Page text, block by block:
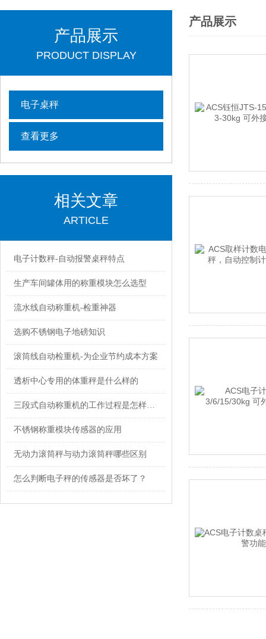
产品展示
PRODUCT DISPLAY
电子桌秤
查看更多
相关文章
ARTICLE
电子计数秤-自动报警桌秤特点
生产车间罐体用的称重模块怎么选型
流水线自动称重机-检重神器
选购不锈钢电子地磅知识
滚筒线自动检重机-为企业节约成本方案
透析中心专用的体重秤是什么样的
三段式自动称重机的工作过程是怎样的？
不锈钢称重模块传感器的应用
无动力滚筒秤与动力滚筒秤哪些区别
怎么判断电子秤的传感器是否坏了？
产品展示